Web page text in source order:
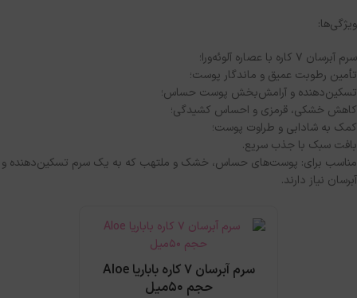
ویژگی‌ها:
سرم آبرسان ۷ کاره با عصاره آلوئه‌ورا؛
تأمین رطوبت عمیق و ماندگار پوست؛
تسکین‌دهنده و آرامش‌بخش پوست حساس؛
کاهش خشکی، قرمزی و احساس کشیدگی؛
کمک به شادابی و طراوت پوست؛
بافت سبک با جذب سریع.
مناسب برای: پوست‌های حساس، خشک و ملتهب که به یک سرم تسکین‌دهنده و
آبرسان نیاز دارند.
سرم آبرسان 7 کاره باباریا Aloe
حجم 50میل